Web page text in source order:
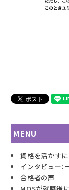
MENU
資格を活かす
インタビュー
合格者の声